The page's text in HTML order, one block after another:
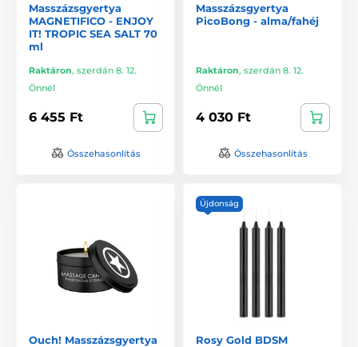
Masszázsgyertya
MAGNETIFICO - ENJOY
IT! TROPIC SEA SALT 70
ml
Raktáron, szerdán 8. 12.
Önnél
6 455 Ft
Összehasonlítás
Masszázsgyertya
PicoBong - alma/fahéj
Raktáron, szerdán 8. 12.
Önnél
4 030 Ft
Összehasonlítás
Ouch! Masszázsgyertya
Újdonság
Rosy Gold BDSM